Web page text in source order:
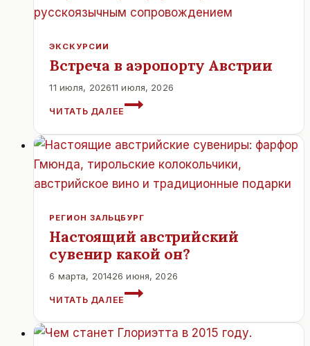
ЭКСКУРСИИ
Встреча в аэропорту Австрии
11 июля, 202611 июля, 2026
ЧИТАТЬ ДАЛЕЕ
ВСТРЕЧА
АВСТРИИ
РЕГИОН ЗАЛЬЦБУРГ
Настоящий австрийский
сувенир какой он?
6 марта, 201426 июня, 2026
ЧИТАТЬ ДАЛЕЕ
НАСТОЯЩИЙ
СУВЕНИР
КАКОЙ